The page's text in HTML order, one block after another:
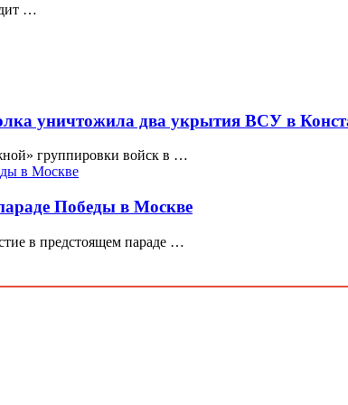
…
уничтожила два укрытия ВСУ в
группировки войск в …
Победы в Москве
в предстоящем параде …